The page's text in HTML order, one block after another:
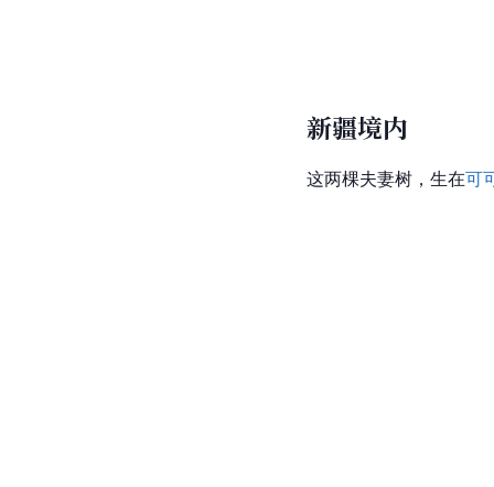
新疆境内
这两棵夫妻树，生在可